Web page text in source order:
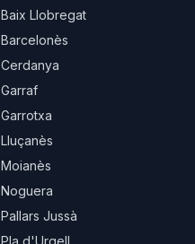
Baix Llobregat
Barcelonès
Cerdanya
Garraf
Garrotxa
Lluçanès
Moianès
Noguera
Pallars Jussà
Pla d'Urgell